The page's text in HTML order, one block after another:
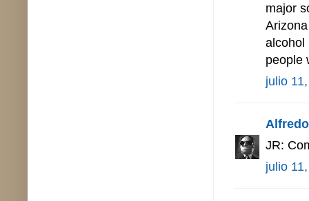
major
alcohol
people
julio
JR:
julio